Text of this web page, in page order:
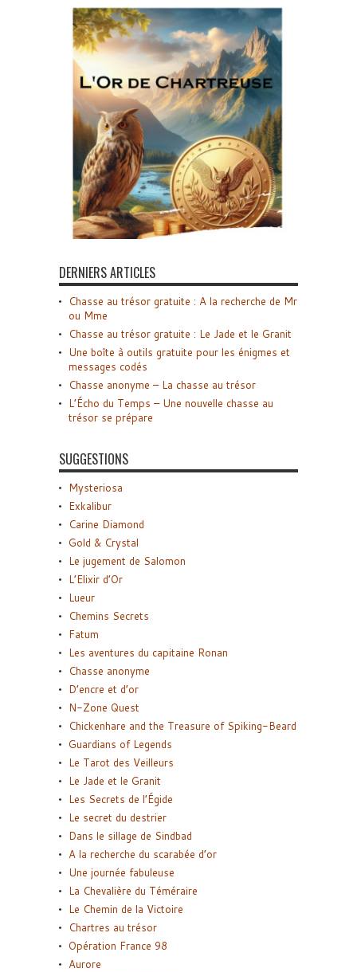
DERNIERS ARTICLES
Chasse au trésor gratuite : A la recherche de Mr
ou Mme
Chasse au trésor gratuite : Le Jade et le Granit
Une boîte à outils gratuite pour les énigmes et
messages codés
Chasse anonyme – La chasse au trésor
L’Écho du Temps – Une nouvelle chasse au
trésor se prépare
SUGGESTIONS
Mysteriosa
Exkalibur
Carine Diamond
Gold & Crystal
Le jugement de Salomon
L’Elixir d’Or
Lueur
Chemins Secrets
Fatum
Les aventures du capitaine Ronan
Chasse anonyme
D’encre et d’or
N-Zone Quest
Chickenhare and the Treasure of Spiking-Beard
Guardians of Legends
Le Tarot des Veilleurs
Le Jade et le Granit
Les Secrets de l’Égide
Le secret du destrier
Dans le sillage de Sindbad
A la recherche du scarabée d’or
Une journée fabuleuse
La Chevalière du Téméraire
Le Chemin de la Victoire
Chartres au trésor
Opération France 98
Aurore